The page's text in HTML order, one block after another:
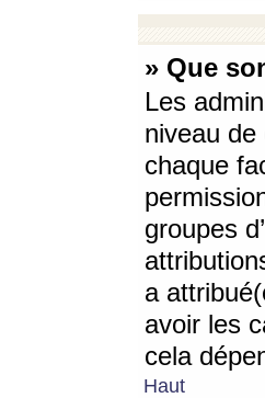
» Que
Les
niveau
chaque
groupes
a
avoir les
cela
Haut